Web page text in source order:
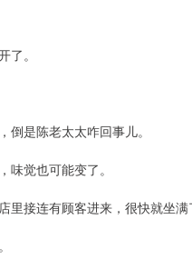
了。
倒是陈老太太咋回事儿。
味觉也可能变了。
里接连有顾客进来，很快就坐满